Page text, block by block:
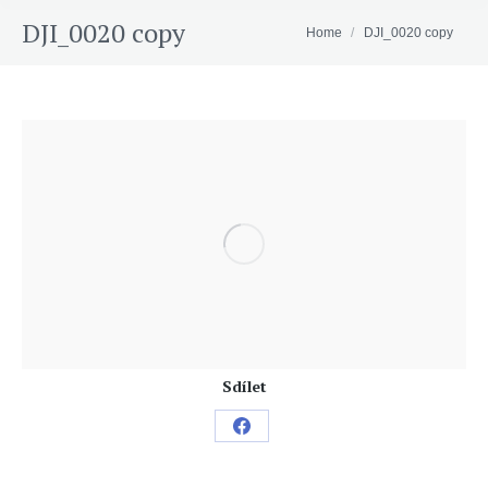
DJI_0020 copy You are here:
Home DJI_0020 copy
Sdílet
Share